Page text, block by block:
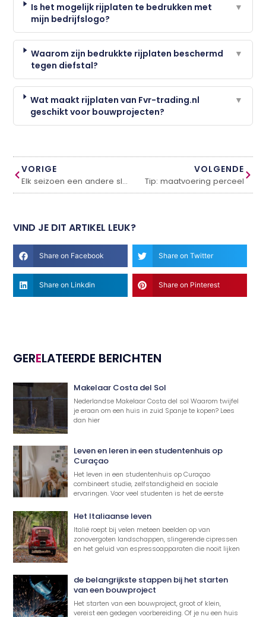
Is het mogelijk rijplaten te bedrukken met
mijn bedrijfslogo?
▼
Waarom zijn bedrukkte rijplaten beschermd
tegen diefstal?
▼
Wat maakt rijplaten van Fvr-trading.nl
geschikt voor bouwprojecten?
▼
VORIGE
Elk seizoen een andere slaapkamerstijl
VOLGENDE
Tip: maatvoering perceel
VIND JE DIT ARTIKEL LEUK?
Share on Facebook Share on Twitter
Share on Linkdin Share on Pinterest
GERELATEERDE BERICHTEN
Makelaar Costa del Sol
Nederlandse Makelaar Costa del sol Waarom twijfel
je eraan om een huis in zuid Spanje te kopen? Lees
dan hier
Leven en leren in een studentenhuis op
Curaçao
Het leven in een studentenhuis op Curaçao
combineert studie, zelfstandigheid en sociale
ervaringen. Voor veel studenten is het de eerste
Het Italiaanse leven
Italië roept bij velen meteen beelden op van
zonovergoten landschappen, slingerende cipressen
en het geluid van espressoapparaten die nooit lijken
de belangrijkste stappen bij het starten
van een bouwproject
Het starten van een bouwproject, groot of klein,
vereist een gedegen voorbereiding. Of je nu een huis